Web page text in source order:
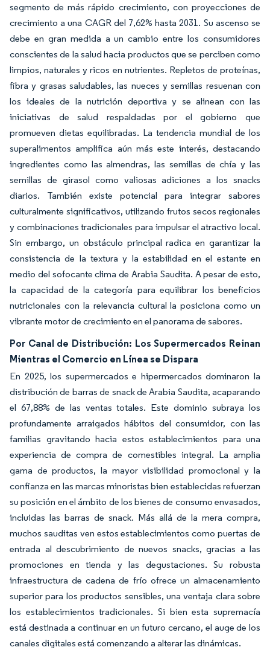
segmento de más rápido crecimiento, con proyecciones de
crecimiento a una CAGR del 7,62% hasta 2031. Su ascenso se
debe en gran medida a un cambio entre los consumidores
conscientes de la salud hacia productos que se perciben como
limpios, naturales y ricos en nutrientes. Repletos de proteínas,
fibra y grasas saludables, las nueces y semillas resuenan con
los ideales de la nutrición deportiva y se alinean con las
iniciativas de salud respaldadas por el gobierno que
promueven dietas equilibradas. La tendencia mundial de los
superalimentos amplifica aún más este interés, destacando
ingredientes como las almendras, las semillas de chía y las
semillas de girasol como valiosas adiciones a los snacks
diarios. También existe potencial para integrar sabores
culturalmente significativos, utilizando frutos secos regionales
y combinaciones tradicionales para impulsar el atractivo local.
Sin embargo, un obstáculo principal radica en garantizar la
consistencia de la textura y la estabilidad en el estante en
medio del sofocante clima de Arabia Saudita. A pesar de esto,
la capacidad de la categoría para equilibrar los beneficios
nutricionales con la relevancia cultural la posiciona como un
vibrante motor de crecimiento en el panorama de sabores.
Por Canal de Distribución: Los Supermercados Reinan
Mientras el Comercio en Línea se Dispara
En 2025, los supermercados e hipermercados dominaron la
distribución de barras de snack de Arabia Saudita, acaparando
el 67,88% de las ventas totales. Este dominio subraya los
profundamente arraigados hábitos del consumidor, con las
familias gravitando hacia estos establecimientos para una
experiencia de compra de comestibles integral. La amplia
gama de productos, la mayor visibilidad promocional y la
confianza en las marcas minoristas bien establecidas refuerzan
su posición en el ámbito de los bienes de consumo envasados,
incluidas las barras de snack. Más allá de la mera compra,
muchos sauditas ven estos establecimientos como puertas de
entrada al descubrimiento de nuevos snacks, gracias a las
promociones en tienda y las degustaciones. Su robusta
infraestructura de cadena de frío ofrece un almacenamiento
superior para los productos sensibles, una ventaja clara sobre
los establecimientos tradicionales. Si bien esta supremacía
está destinada a continuar en un futuro cercano, el auge de los
canales digitales está comenzando a alterar las dinámicas.